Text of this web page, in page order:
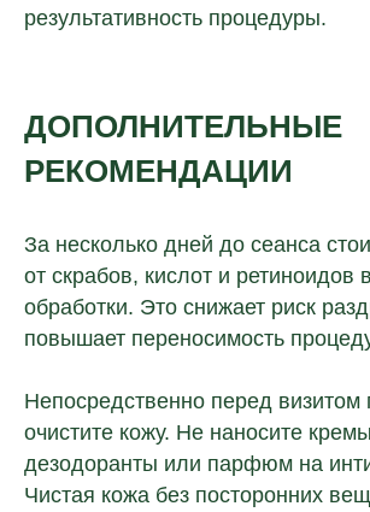
результативность процедуры.
ДОПОЛНИТЕЛЬНЫЕ
РЕКОМЕНДАЦИИ
За несколько дней до сеанса
от скрабов, кислот и ретиноидов
обработки. Это снижает риск
повышает переносимость
Непосредственно перед
очистите кожу. Не наносите
дезодоранты или парфюм на
Чистая кожа без посторонних